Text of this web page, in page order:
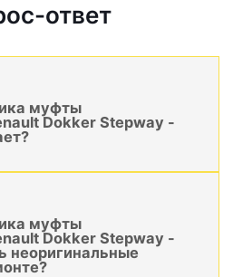
ответ
муфты
Dokker Stepway -
муфты
Dokker Stepway -
неоригинальные